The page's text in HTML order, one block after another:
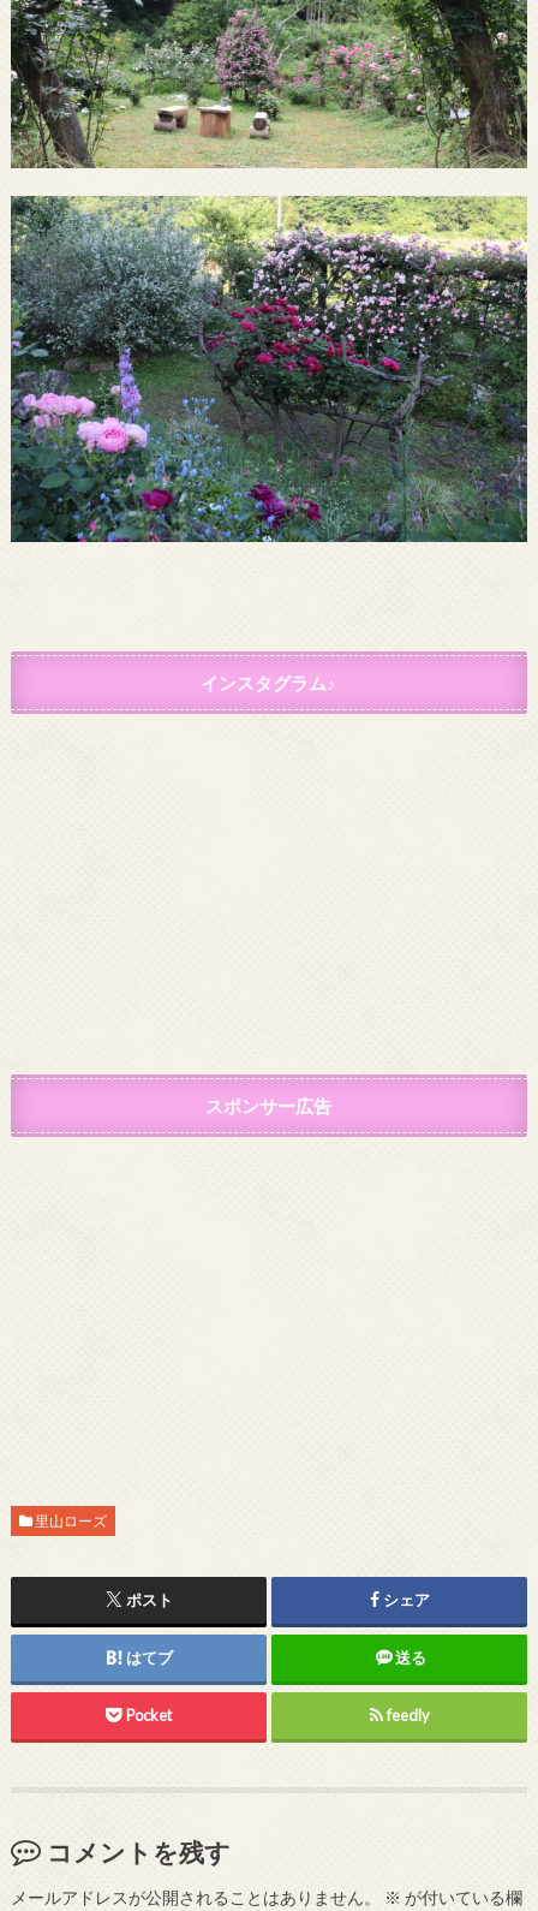
インスタグラム♪
スポンサー広告
里山ローズ
ポスト シェア
はてブ 送る
Pocket feedly
コメントを残す
メールアドレスが公開されることはありません。 ※ が付いている欄